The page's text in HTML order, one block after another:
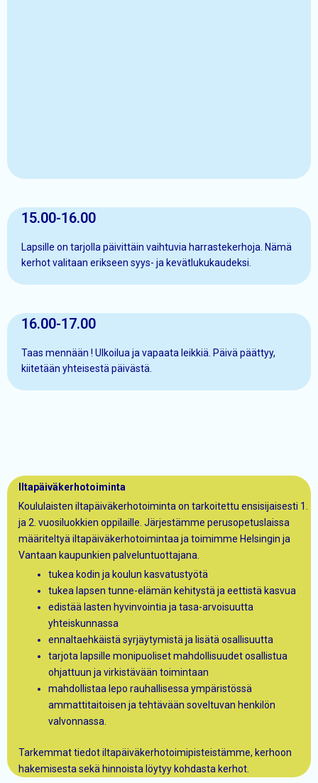
15.00-16.00
Lapsille on tarjolla päivittäin vaihtuvia harrastekerhoja. Nämä
kerhot valitaan erikseen syys- ja kevätlukukaudeksi.
16.00-17.00
Taas mennään ! Ulkoilua ja vapaata leikkiä. Päivä päättyy,
kiitetään yhteisestä päivästä.
Iltapäiväkerhotoiminta
Koululaisten iltapäiväkerhotoiminta on tarkoitettu ensisijaisesti 1.
ja 2. vuosiluokkien oppilaille. Järjestämme perusopetuslaissa
määriteltyä iltapäiväkerhotoimintaa ja toimimme Helsingin ja
Vantaan kaupunkien palveluntuottajana.
tukea kodin ja koulun kasvatustyötä
tukea lapsen tunne-elämän kehitystä ja eettistä kasvua
edistää lasten hyvinvointia ja tasa-arvoisuutta
yhteiskunnassa
ennaltaehkäistä syrjäytymistä ja lisätä osallisuutta
tarjota lapsille monipuoliset mahdollisuudet osallistua
ohjattuun ja virkistävään toimintaan
mahdollistaa lepo rauhallisessa ympäristössä
ammattitaitoisen ja tehtävään soveltuvan henkilön
valvonnassa.
Tarkemmat tiedot iltapäiväkerhotoimipisteistämme, kerhoon
hakemisesta sekä hinnoista löytyy kohdasta kerhot.